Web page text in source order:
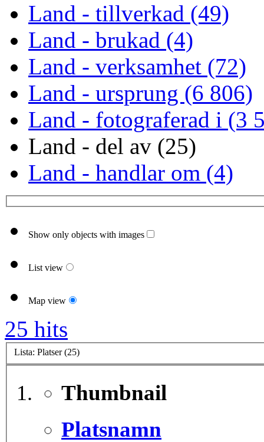
Land - tillverkad (49)
Land - brukad (4)
Land - verksamhet (72)
Land - ursprung (6 806)
Land - fotograferad i (3
Land - del av (25)
Land - handlar om (4)
Show only objects with images
List view
Map view
25 hits
Lista: Platser (25)
Thumbnail
Platsnamn